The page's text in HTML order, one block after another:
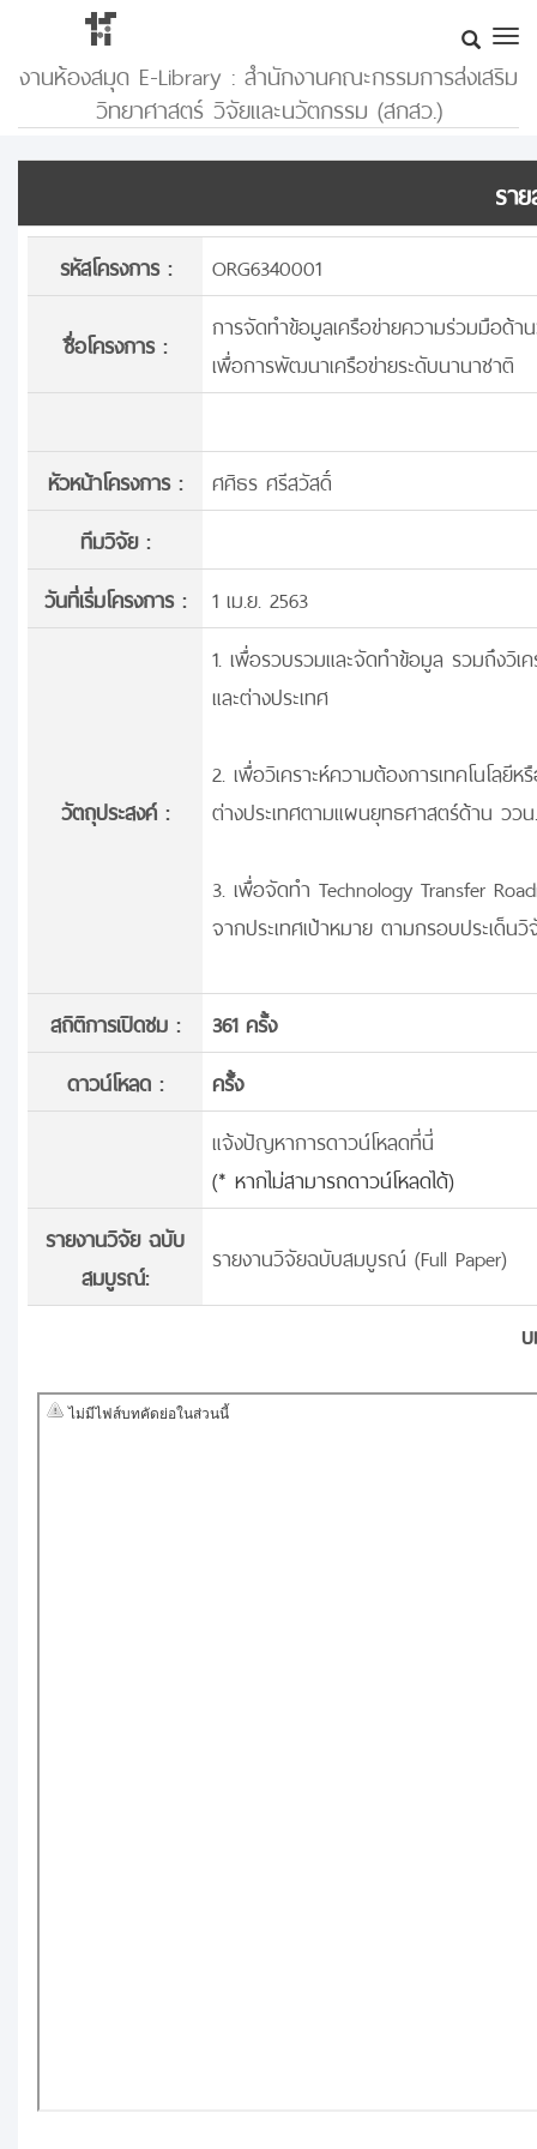
งานห้องสมุด E-Library : สำนักงานคณะกรรมการส่งเสริม
วิทยาศาสตร์ วิจัยและนวัตกรรม (สกสว.)
รา
รหัสโครงการ : ORG6340001
ชื่อโครงการ :
การจัดทำข้อมูลเครือข่ายความร่วมมือด้า
เพื่อการพัฒนาเครือข่ายระดับนานาชาติ
หัวหน้าโครงการ :
ศศิธร ศรีสวัสดิ์
ทีมวิจัย :
วันที่เริ่มโครงการ :
1 เม.ย. 2563
วัตถุประสงค์ :
1. เพื่อรวบรวมและจัดทำข้อมูล รวมถึงวิ
และต่างประเทศ
2. เพื่อวิเคราะห์ความต้องการเทคโนโลยี
ต่างประเทศตามแผนยุทธศาสตร์ด้าน ววน.
3. เพื่อจัดทำ Technology Transfer
จากประเทศเป้าหมาย ตามกรอบประเด็น
สถิติการเปิดชม :
361 ครั้ง
ดาวน์โหลด :
ครั้้ง
แจ้งปัญหาการดาวน์โหลดที่นี่
(* หากไม่สามารถดาวน์โหลดได้)
รายงานวิจัย ฉบับ
สมบูรณ์:
รายงานวิจัยฉบับสมบูรณ์ (Full Paper)